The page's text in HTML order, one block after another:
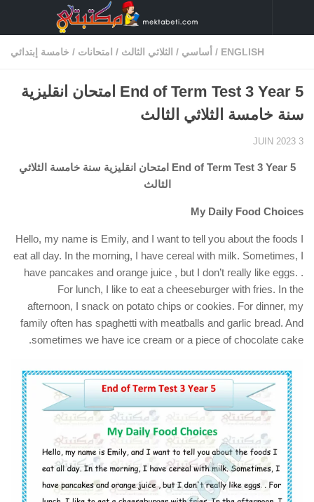
Skip to content
ENGLISH
/ أساسي / الثلاثي الثالث / امتحانات / خامسة إبتدائي
End of Term Test 3 Year 5 امتحان انقليزية
سنة خامسة الثلاثي الثالث
3 JUIN 2023
End of Term Test 3 Year 5 امتحان انقليزية سنة خامسة الثلاثي
الثالث
My Daily Food Choices
Hello, my name is Emily, and I want to tell you about the foods I
eat all day. In the morning, I have cereal with milk. Sometimes, I
have pancakes and orange juice , but I don’t really like eggs. .
For lunch, I like to eat a cheeseburger with fries. In the
afternoon, I snack on potato chips or cookies. For dinner, my
family often has spaghetti with meatballs and garlic bread. And
sometimes we have ice cream or a piece of chocolate cake.